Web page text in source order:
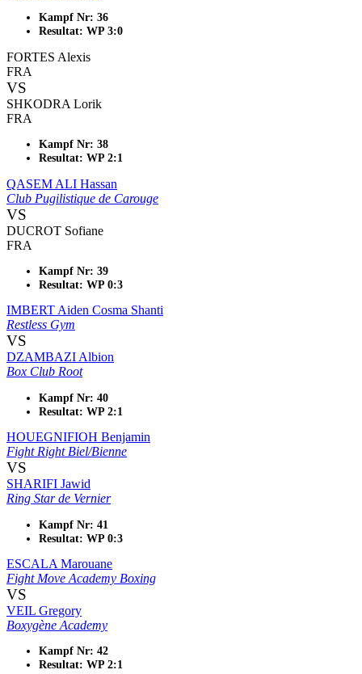
Kampf Nr: 36
Resultat: WP 3:0
FORTES Alexis
FRA
VS
SHKODRA Lorik
FRA
Kampf Nr: 38
Resultat: WP 2:1
QASEM ALI Hassan
Club Pugilistique de Carouge
VS
DUCROT Sofiane
FRA
Kampf Nr: 39
Resultat: WP 0:3
IMBERT Aiden Cosma Shanti
Restless Gym
VS
DZAMBAZI Albion
Box Club Root
Kampf Nr: 40
Resultat: WP 2:1
HOUEGNIFIOH Benjamin
Fight Right Biel/Bienne
VS
SHARIFI Jawid
Ring Star de Vernier
Kampf Nr: 41
Resultat: WP 0:3
ESCALA Marouane
Fight Move Academy Boxing
VS
VEIL Gregory
Boxygène Academy
Kampf Nr: 42
Resultat: WP 2:1